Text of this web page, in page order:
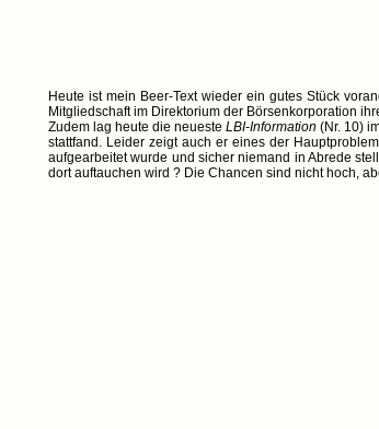
Heute ist mein Beer-Text wieder ein gutes Stück
Mitgliedschaft im Direktorium der Börsenkorporation
Zudem lag heute die neueste LBI-Information (Nr. 10)
stattfand. Leider zeigt auch er eines der
aufgearbeitet wurde und sicher niemand in Abrede
dort auftauchen wird ? Die Chancen sind nicht hoch,